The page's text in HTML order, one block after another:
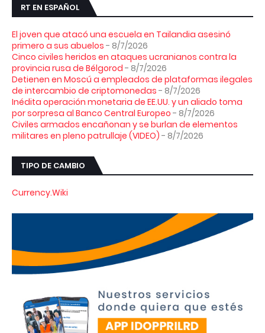
RT EN ESPAÑOL
El joven que atacó una escuela en Tailandia asesinó
primero a sus abuelos - 8/7/2026
Cinco civiles heridos en ataques ucranianos contra la
provincia rusa de Bélgorod - 8/7/2026
Detienen en Moscú a empleados de plataformas ilegales
de intercambio de criptomonedas - 8/7/2026
Inédita operación monetaria de EE.UU. y un aliado toma
por sorpresa al Banco Central Europeo - 8/7/2026
Civiles armados encañonan y se burlan de elementos
militares en pleno patrullaje (VIDEO) - 8/7/2026
TIPO DE CAMBIO
Currency.Wiki